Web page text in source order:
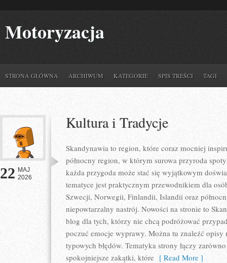
Motoryzacja
STRONA GŁÓWNA ARCHIWUM KATEGORIE SPIS TREŚCI TAGI
22 MAJ
2026
Kultura i Tradycje
Skandynawia to region, które coraz mocniej
północny region, w którym surowa przyroda
każda przygoda może stać się wyjątkowym
tematyce jest praktycznym przewodnikiem dla
Szwecji, Norwegii, Finlandii, Islandii oraz
niepowtarzalny nastrój. Nowości na stronie to
blog dla tych, którzy nie chcą podróżować
poczuć emocje wyprawy. Można tu znaleźć
typowych błędów. Tematyka strony łączy
spokojniejsze zakątki, które [ Read More ]